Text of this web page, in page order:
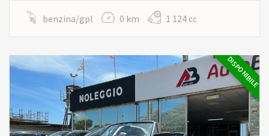
benzina/gpl 0 km 1 124 cc
DISPONIBILE